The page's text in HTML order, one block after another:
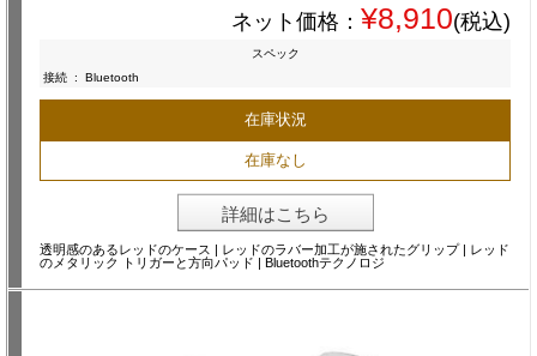
ネット価格： ¥8,910(税込)
スペック
接続 : Bluetooth
在庫状況
在庫なし
詳細はこちら
透明感のあるレッドのケース | レッドのラバー加工が施されたグリップ | レッド
のメタリック トリガーと方向パッド | Bluetoothテクノロジ